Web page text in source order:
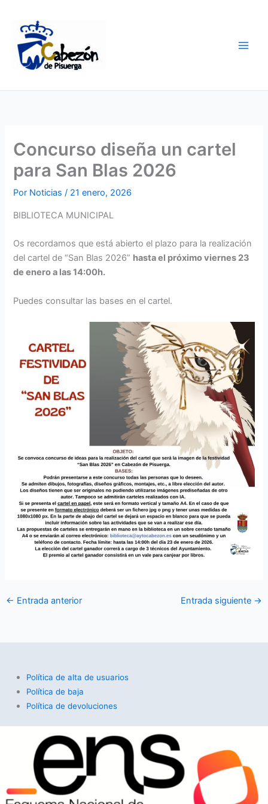
contenido
Concurso diseña un cartel
para San Blas 2026
Por Noticias/ 21 enero, 2026
BIBLIOTECA MUNICIPAL
Os recordamos que está abierto el plazo para la realización
del cartel de “San Blas 2026” hasta el próximo viernes 23
de enero a las 14:00h.
Puedes consultar las bases en el cartel.
← Entrada anterior Entrada siguiente →
Política de alta de usuarios
Política de baja
Política de devoluciones